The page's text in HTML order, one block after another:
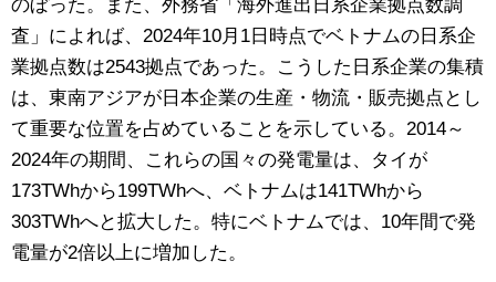
のぼった。また、外務省「海外進出日系企業拠点数調
査」によれば、2024年10月1日時点でベトナムの日系企
業拠点数は2543拠点であった。こうした日系企業の集積
は、東南アジアが日本企業の生産・物流・販売拠点とし
て重要な位置を占めていることを示している。2014～
2024年の期間、これらの国々の発電量は、タイが
173TWhから199TWhへ、ベトナムは141TWhから
303TWhへと拡大した。特にベトナムでは、10年間で発
電量が2倍以上に増加した。